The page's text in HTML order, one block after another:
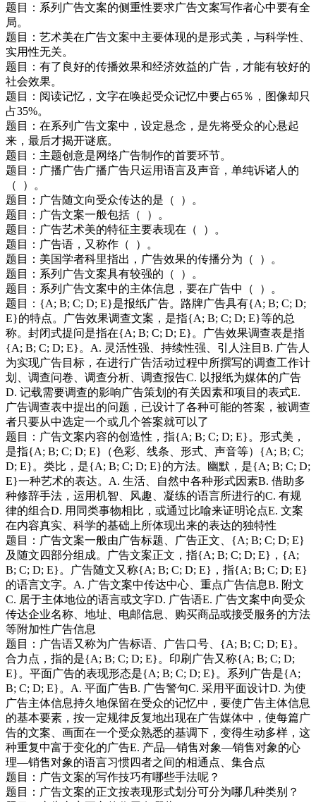
题目：系列广告文案的侧重性要求广告文案写作者心中要有全
局。
题目：艺术美在广告文案中主要体现的是形式美，与科学性、
实用性无关。
题目：有了良好的传播效果和经济效益的广告，才能有较好的
社会效果。
题目：阅读记忆，文字在唤起受众记忆中要占65％，图像却只
占35%。
题目：在系列广告文案中，设定悬念，是先将受众的心悬起
来，最后才揭开谜底。
题目：主题创意是网络广告制作的首要环节。
题目：广播广告广播广告只运用语言及声音，单纯诉诸人的
（ ）。
题目：广告随文向受众传达的是（ ）。
题目：广告文案一般包括（ ）。
题目：广告艺术美的特征主要表现在（ ）。
题目：广告语，又称作（ ）。
题目：美国学者科里指出，广告效果的传播分为（ ）。
题目：系列广告文案具有较强的（ ）。
题目：系列广告文案中的主体信息，要在广告中（ ）。
题目：{A; B; C; D; E}是报纸广告。路牌广告具有{A; B; C; D;
E}的特点。广告效果调查文案，是指{A; B; C; D; E}等的总
称。封闭式提问是指在{A; B; C; D; E}。广告效果调查表是指
{A; B; C; D; E}。A. 灵活性强、持续性强、引人注目B. 广告人
为实现广告目标，在进行广告活动过程中所撰写的调查工作计
划、调查问卷、调查分析、调查报告C. 以报纸为媒体的广告
D. 记载需要调查的影响广告策划的有关因素和项目的表式E.
广告调查表中提出的问题，已设计了各种可能的答案，被调查
者只要从中选定一个或几个答案就可以了
题目：广告文案内容的创造性，指{A; B; C; D; E}。形式美，
是指{A; B; C; D; E}（色彩、线条、形式、声音等）{A; B; C;
D; E}。类比，是{A; B; C; D; E}的方法。幽默，是{A; B; C; D;
E}一种艺术的表达。A. 生活、自然中各种形式因素B. 借助多
种修辞手法，运用机智、风趣、凝练的语言所进行的C. 有规
律的组合D. 用同类事物相比，或通过比喻来证明论点E. 文案
在内容真实、科学的基础上所体现出来的表达的独特性
题目：广告文案一般由广告标题、广告正文、{A; B; C; D; E}
及随文四部分组成。广告文案正文，指{A; B; C; D; E}，{A;
B; C; D; E}。广告随文又称{A; B; C; D; E}，指{A; B; C; D; E}
的语言文字。A. 广告文案中传达中心、重点广告信息B. 附文
C. 居于主体地位的语言或文字D. 广告语E. 广告文案中向受众
传达企业名称、地址、电邮信息、购买商品或接受服务的方法
等附加性广告信息
题目：广告语又称为广告标语、广告口号、{A; B; C; D; E}。
合力点，指的是{A; B; C; D; E}。印刷广告又称{A; B; C; D;
E}。平面广告的表现形态是{A; B; C; D; E}。系列广告是{A;
B; C; D; E}。A. 平面广告B. 广告警句C. 采用平面设计D. 为使
广告主体信息持久地保留在受众的记忆中，要使广告主体信息
的基本要素，按一定规律反复地出现在广告媒体中，使每篇广
告的文案、画面在一个受众熟悉的基调下，变得生动多样，这
种重复中富于变化的广告E. 产品—销售对象—销售对象的心
理—销售对象的语言习惯四者之间的相通点、集合点
题目：广告文案的写作技巧有哪些手法呢？
题目：广告文案的正文按表现形式划分可分为哪几种类别？